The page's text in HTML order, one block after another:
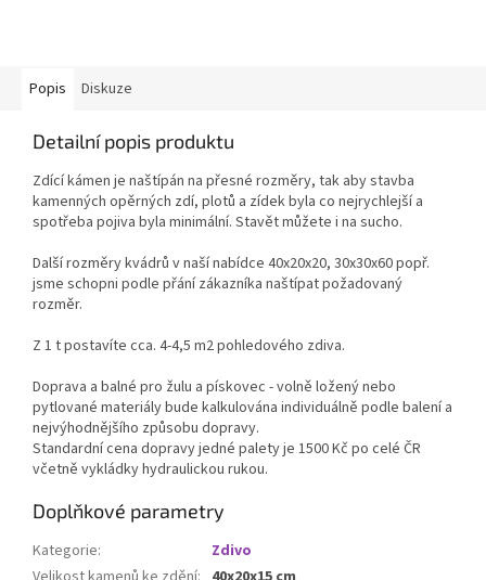
Popis Diskuze
Detailní popis produktu
Zdící kámen je naštípán na přesné rozměry, tak aby stavba
kamenných opěrných zdí, plotů a zídek byla co nejrychlejší a
spotřeba pojiva byla minimální. Stavět můžete i na sucho.
Další rozměry kvádrů v naší nabídce 40x20x20, 30x30x60 popř.
jsme schopni podle přání zákazníka naštípat požadovaný
rozměr.
Z 1 t postavíte cca. 4-4,5 m2 pohledového zdiva.
Doprava a balné pro žulu a pískovec - volně ložený nebo
pytlované materiály bude kalkulována individuálně podle balení a
nejvýhodnějšího způsobu dopravy.
Standardní cena dopravy jedné palety je 1500 Kč po celé ČR
včetně vykládky hydraulickou rukou.
Doplňkové parametry
Kategorie:
Zdivo